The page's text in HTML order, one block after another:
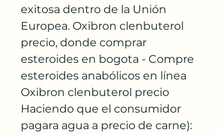
exitosa dentro de la Unión
Europea. Oxibron clenbuterol
precio, donde comprar
esteroides en bogota - Compre
esteroides anabólicos en línea
Oxibron clenbuterol precio
Haciendo que el consumidor
pagara agua a precio de carne):